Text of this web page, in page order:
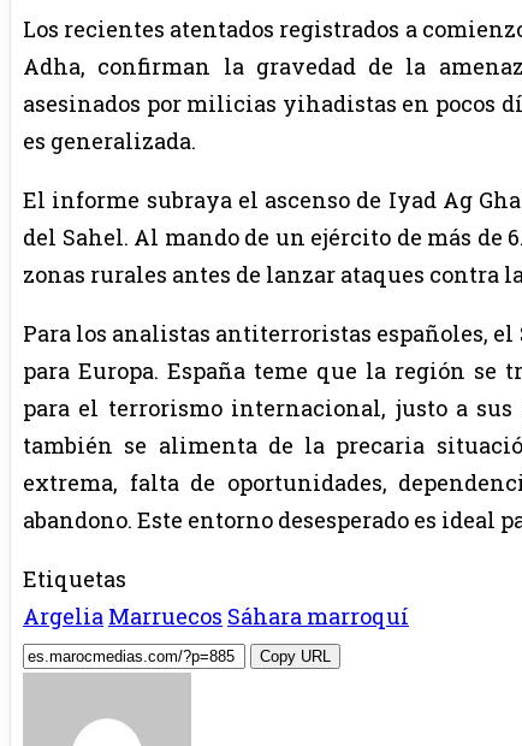
Los recientes atentados registrados a
Adha, confirman la gravedad de la
asesinados por milicias yihadistas en pocos
es generalizada.
El informe subraya el ascenso de Iyad Ag
del Sahel. Al mando de un ejército de más de
zonas rurales antes de lanzar ataques contra
Para los analistas antiterroristas españoles,
para Europa. España teme que la región
para el terrorismo internacional, justo a
también se alimenta de la precaria
extrema, falta de oportunidades,
abandono. Este entorno desesperado es ideal
Etiquetas
Argelia Marruecos Sáhara marroquí
Copy URL